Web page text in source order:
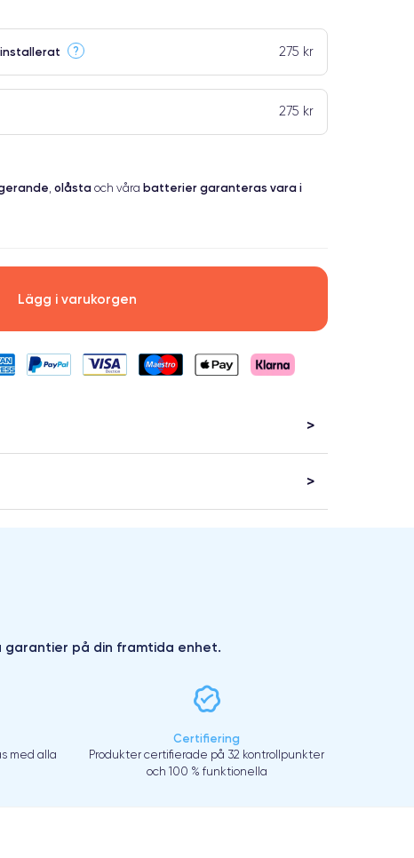
? 275 kr
275 kr
, olåsta och våra batterier garanteras vara i
Lägg i varukorgen
garantier på din framtida enhet.
med alla
Certifiering
Produkter certifierade på 32 kontrollpunkter
och 100 % funktionella